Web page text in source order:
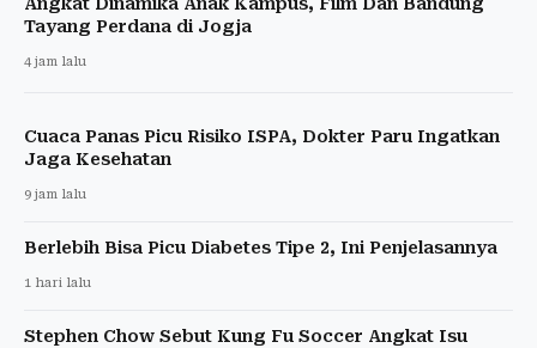
Tayang Perdana di Jogja
4 jam lalu
Cuaca Panas Picu Risiko ISPA, Dokter Paru Ingatkan
Jaga Kesehatan
9 jam lalu
Berlebih Bisa Picu Diabetes Tipe 2, Ini Penjelasannya
1 hari lalu
Stephen Chow Sebut Kung Fu Soccer Angkat Isu